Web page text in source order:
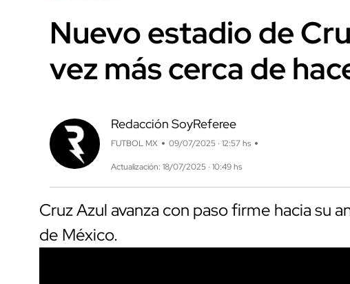
Nuevo estadio de
vez más cerca de
Redacción SoyReferee
FUTBOL MX 09/07/2025 · 12:57 hs
Actualización: 18/07/2025 · 10:49 hs
Cruz Azul avanza con paso firme hacia su
de México.